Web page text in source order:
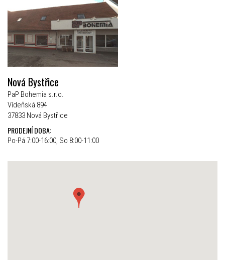
Nová Bystřice
PaP Bohemia s.r.o.
Vídeňská 894
37833 Nová Bystřice
PRODEJNÍ DOBA:
Po-Pá 7:00-16:00, So 8:00-11:00